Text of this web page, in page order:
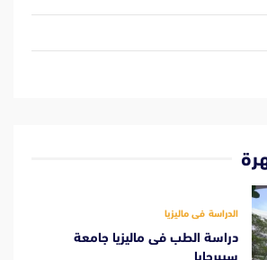
الدراسة فى ماليزيا
دراسة الطب فى ماليزيا جامعة
سيبرجايا